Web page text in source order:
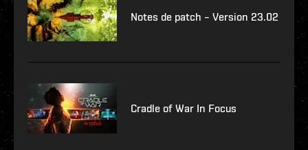
Notes de patch – Version 23.02
Cradle of War In Focus